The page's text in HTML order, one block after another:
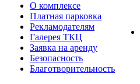
О комплексе
Платная парковка
Рекламодателям
Галерея ТКЦ
Заявка на аренду
Безопасность
Благотворительность